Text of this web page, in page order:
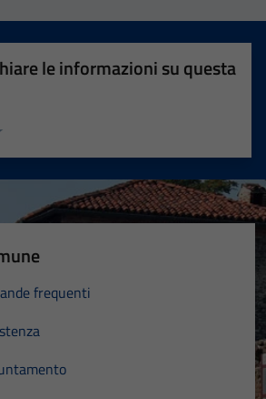
le informazioni su questa
5 stelle su 5
stelle su 5
su 5
5
frequenti